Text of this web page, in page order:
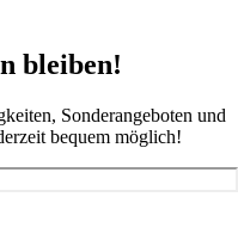
bleiben!
Sonderangeboten und
bequem möglich!